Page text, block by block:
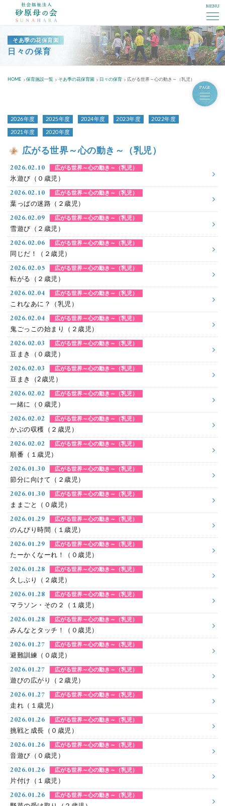
MENU
そあ季の花保育園
日々の保育
HOME 保育施設一覧 そあ季の花保育園 日々の保育 広がる世界～心の動き～（乳児）
PAGE
2026年度 2025年度 2024年度 2023年度 2022年度
2021年度 2020年度
広がる世界～心の動き～（乳児）
2026.02.10 広がる世界～心の動き～（乳児）
氷遊び（０歳児）
2026.02.10 広がる世界～心の動き～（乳児）
葉っぱの迷路（２歳児）
2026.02.09 広がる世界～心の動き～（乳児）
雪遊び（２歳児）
2026.02.06 広がる世界～心の動き～（乳児）
同じだ！（２歳児）
2026.02.05 広がる世界～心の動き～（乳児）
転がる（２歳児）
2026.02.04 広がる世界～心の動き～（乳児）
これなあに？（乳児）
2026.02.04 広がる世界～心の動き～（乳児）
鬼ごっこの始まり（２歳児）
2026.02.03 広がる世界～心の動き～（乳児）
豆まき（０歳児）
2026.02.03 広がる世界～心の動き～（乳児）
豆まき（2歳児）
2026.02.02 広がる世界～心の動き～（乳児）
一緒に（０歳児）
2026.02.02 広がる世界～心の動き～（乳児）
かぶの収穫（２歳児）
2026.02.02 広がる世界～心の動き～（乳児）
順番（１歳児）
2026.01.30 広がる世界～心の動き～（乳児）
節分に向けて（２歳児）
2026.01.30 広がる世界～心の動き～（乳児）
ままごと（０歳児）
2026.01.29 広がる世界～心の動き～（乳児）
のんびり時間（１歳児）
2026.01.29 広がる世界～心の動き～（乳児）
たーかくなーれ！（０歳児）
2026.01.28 広がる世界～心の動き～（乳児）
久しぶり（２歳児）
2026.01.28 広がる世界～心の動き～（乳児）
マラソン・その２（１歳児）
2026.01.28 広がる世界～心の動き～（乳児）
みんなとタッチ！（０歳児）
2026.01.27 広がる世界～心の動き～（乳児）
避難訓練（０歳児）
2026.01.27 広がる世界～心の動き～（乳児）
遊びの広がり（２歳児）
2026.01.27 広がる世界～心の動き～（乳児）
走れ（１歳児）
2026.01.26 広がる世界～心の動き～（乳児）
挑戦と成長（０歳児）
2026.01.26 広がる世界～心の動き～（乳児）
音遊び（０歳児）
2026.01.26 広がる世界～心の動き～（乳児）
片付け（１歳児）
2026.01.26 広がる世界～心の動き～（乳児）